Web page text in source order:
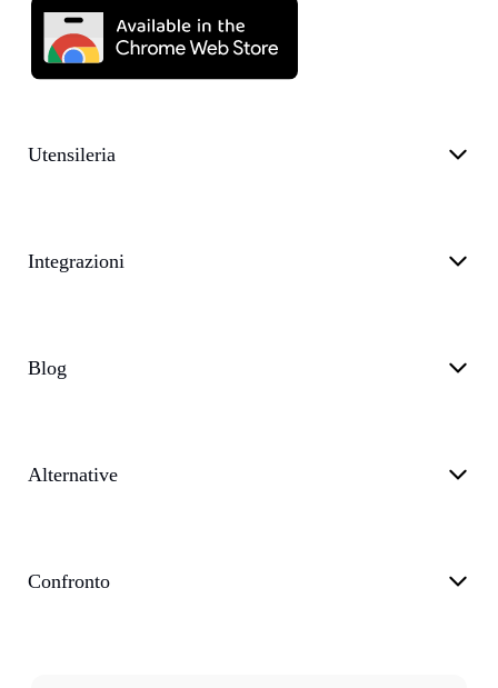
Utensileria
Integrazioni
Blog
Alternative
Confronto